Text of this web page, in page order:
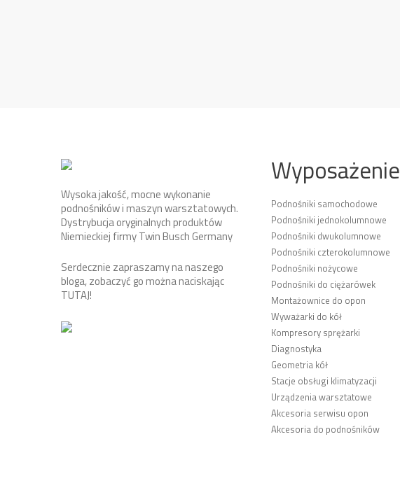
Wysoka jakość, mocne wykonanie
podnośników i maszyn warsztatowych.
Dystrybucja oryginalnych produktów
Niemieckiej firmy Twin Busch Germany
Serdecznie zapraszamy na naszego
bloga, zobaczyć go można naciskając
TUTAJ!
Wyposażenie
Podnośniki samochodowe
Podnośniki jednokolumnowe
Podnośniki dwukolumnowe
Podnośniki czterokolumnowe
Podnośniki nożycowe
Podnośniki do ciężarówek
Montażownice do opon
Wyważarki do kół
Kompresory sprężarki
Diagnostyka
Geometria kół
Stacje obsługi klimatyzacji
Urządzenia warsztatowe
Akcesoria serwisu opon
Akcesoria do podnośników